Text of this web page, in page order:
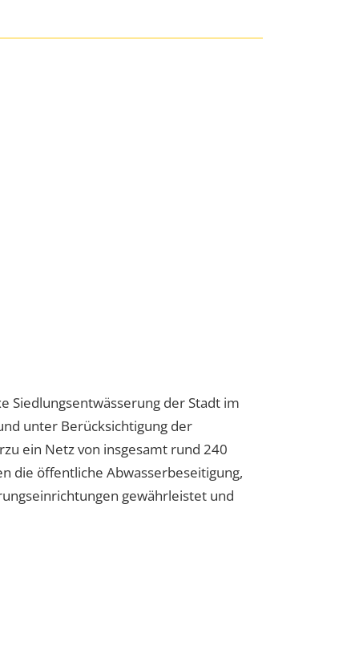
Siedlungsentwässerung der Stadt im
unter Berücksichtigung der
ein Netz von insgesamt rund 240
die öffentliche Abwasserbeseitigung,
gewährleistet und